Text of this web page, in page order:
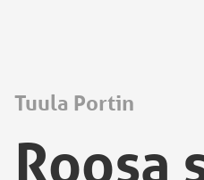
Tuula Portin
Roosa